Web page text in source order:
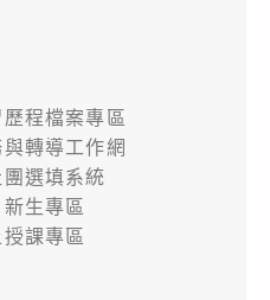
程檔案專區
轉導工作網
團選填系統
新生專區
課專區